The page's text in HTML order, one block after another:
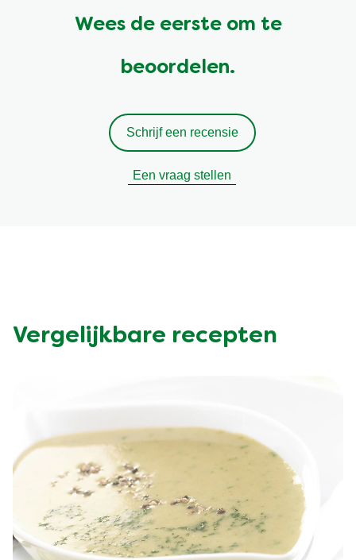
Wees de eerste om te
beoordelen.
Schrijf een recensie
Een vraag stellen
Vergelijkbare recepten